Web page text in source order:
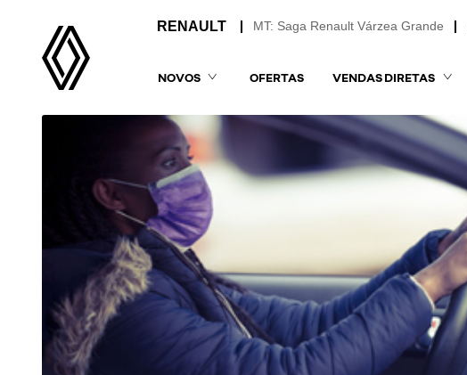
MT: Saga Renault Várzea Grande
NOVOS OFERTAS VENDAS DIRETAS